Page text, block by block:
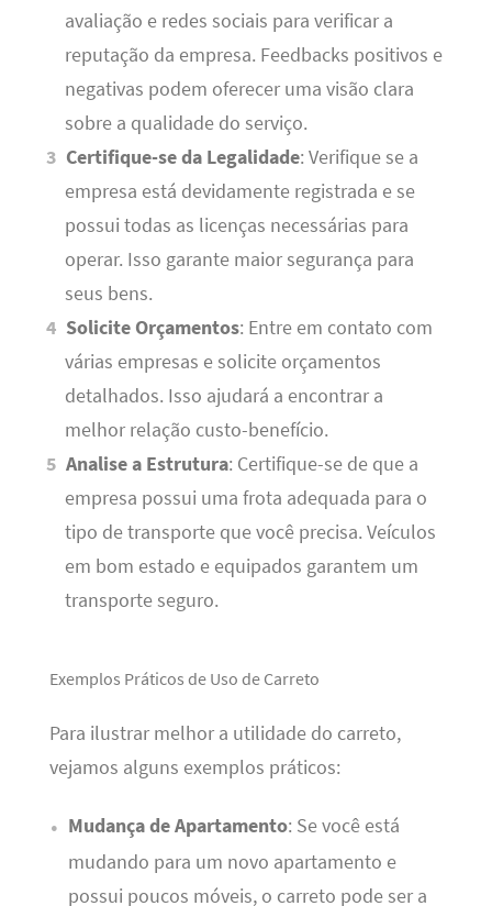
avaliação e redes sociais para verificar a
reputação da empresa. Feedbacks positivos e
negativas podem oferecer uma visão clara
sobre a qualidade do serviço.
Certifique-se da Legalidade: Verifique se a
empresa está devidamente registrada e se
possui todas as licenças necessárias para
operar. Isso garante maior segurança para
seus bens.
Solicite Orçamentos: Entre em contato com
várias empresas e solicite orçamentos
detalhados. Isso ajudará a encontrar a
melhor relação custo-benefício.
Analise a Estrutura: Certifique-se de que a
empresa possui uma frota adequada para o
tipo de transporte que você precisa. Veículos
em bom estado e equipados garantem um
transporte seguro.
Exemplos Práticos de Uso de Carreto
Para ilustrar melhor a utilidade do carreto,
vejamos alguns exemplos práticos:
Mudança de Apartamento: Se você está
mudando para um novo apartamento e
possui poucos móveis, o carreto pode ser a